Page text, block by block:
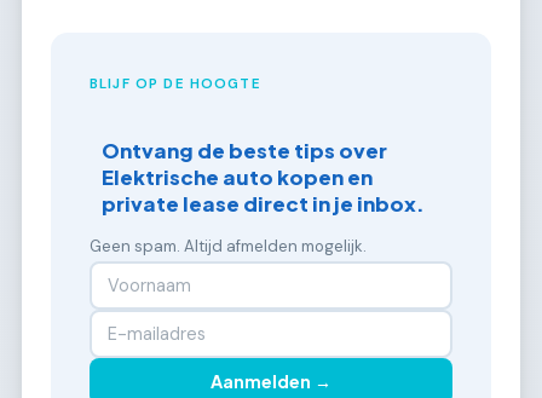
BLIJF OP DE HOOGTE
Ontvang de beste tips over
Elektrische auto kopen en
private lease direct in je inbox.
Geen spam. Altijd afmelden mogelijk.
Aanmelden →